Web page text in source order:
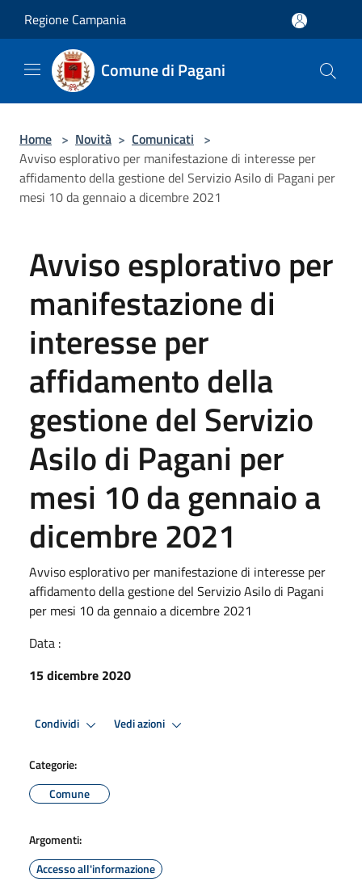
Regione Campania
Comune di Pagani
Home > Novità > Comunicati >
Avviso esplorativo per manifestazione di interesse per
affidamento della gestione del Servizio Asilo di Pagani per
mesi 10 da gennaio a dicembre 2021
Avviso esplorativo per
manifestazione di
interesse per
affidamento della
gestione del Servizio
Asilo di Pagani per
mesi 10 da gennaio a
dicembre 2021
Avviso esplorativo per manifestazione di interesse per
affidamento della gestione del Servizio Asilo di Pagani
per mesi 10 da gennaio a dicembre 2021
Data :
15 dicembre 2020
Condividi Vedi azioni
Categorie:
Comune
Argomenti:
Accesso all'informazione